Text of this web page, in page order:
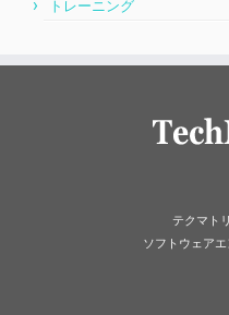
トレーニング
テクマト
ソフトウェア